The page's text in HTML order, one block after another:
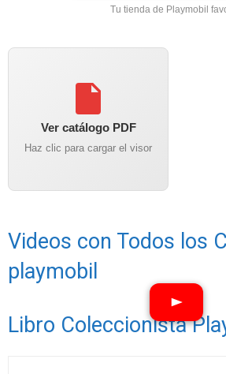
Tu tienda de Playmobil
Ver catálogo PDF
Haz clic para cargar el visor
Videos con Todos los
playmobil
Libro Coleccionista